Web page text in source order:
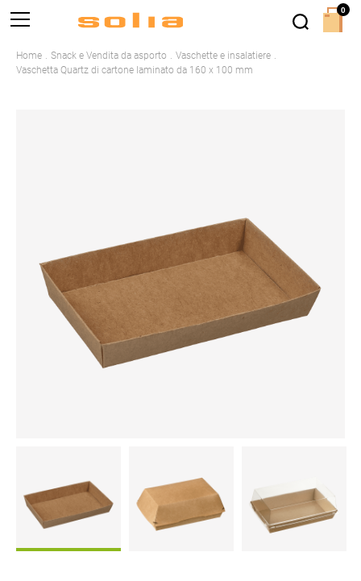
Home Snack e Vendita da asporto
Vaschette e insalatiere
Vaschetta Quartz di cartone laminato da 160 x 100 mm
0